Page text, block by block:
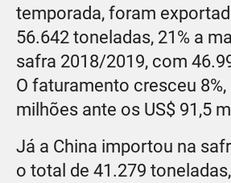
temporada, foram
56.642 toneladas, 21% a
safra 2018/2019, com
O faturamento cresceu 8%,
milhões ante os US$ 91,5
Já a China importou na
o total de 41.279